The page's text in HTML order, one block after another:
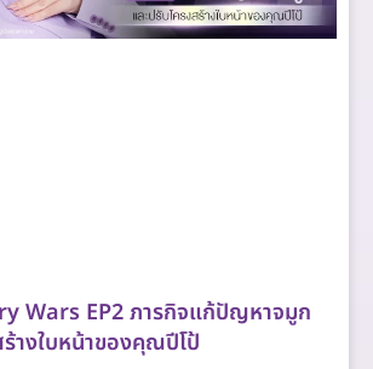
Wars EP2 ภารกิจแก้ปัญหาจมูก
างใบหน้าของคุณปีโป้